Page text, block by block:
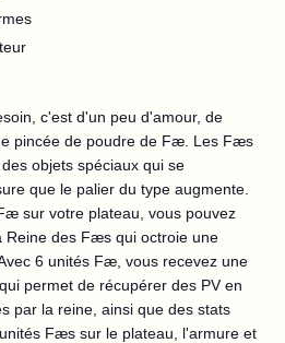
c'est d'un peu d'amour, de
pincée de poudre de Fæ. Les Fæs
objets spéciaux qui se
que le palier du type augmente.
sur votre plateau, vous pouvez
Reine des Fæs qui octroie une
6 unités Fæ, vous recevez une
permet de récupérer des PV en
par la reine, ainsi que des stats
Fæs sur le plateau, l'armure et